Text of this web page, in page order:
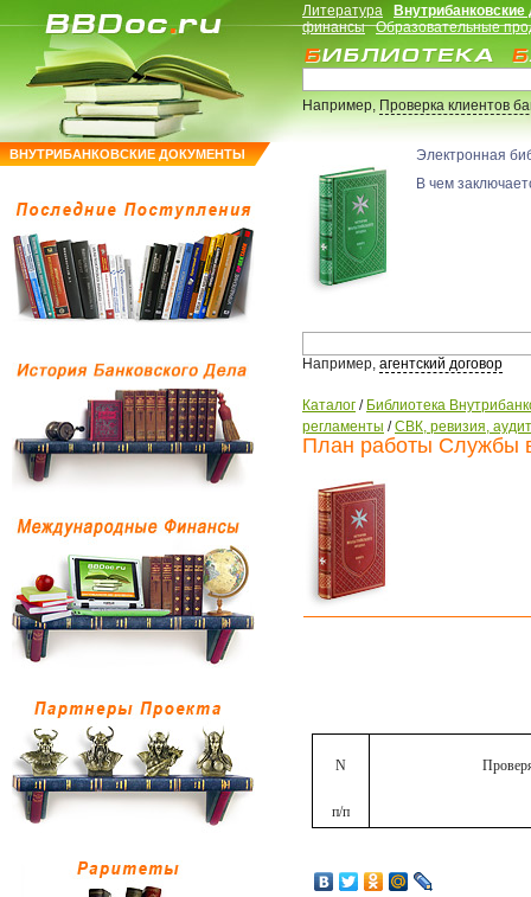
ВНУТРИБАНКОВСКИЕ ДОКУМЕНТЫ
Литература
финансы
Образовательные
Например,Проверка клиентов
Электронная
В чем
Например, агентский договор
Каталог / Библиотека
регламенты /СВК, ревизия, аудит
План работы Службы
N
п/п